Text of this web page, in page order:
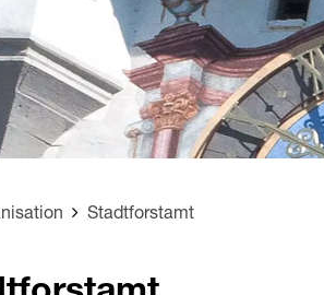
Stadtforstamt